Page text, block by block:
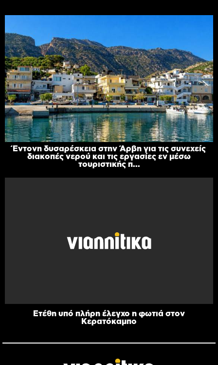
Έντονη δυσαρέσκεια στην Άρβη για τις συνεχείς
διακοπές νερού και τις εργασίες εν μέσω
τουριστικής π...
Ετέθη υπό πλήρη έλεγχο η φωτιά στον
Κερατόκαμπο